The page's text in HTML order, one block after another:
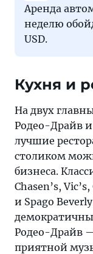
Аренда
неделю
USD.
Кухня и
На двух
Родео-Драйв
лучшие
столиком
бизнеса.
Chasen’s,
и Spago
Родео-Драйв
приятной